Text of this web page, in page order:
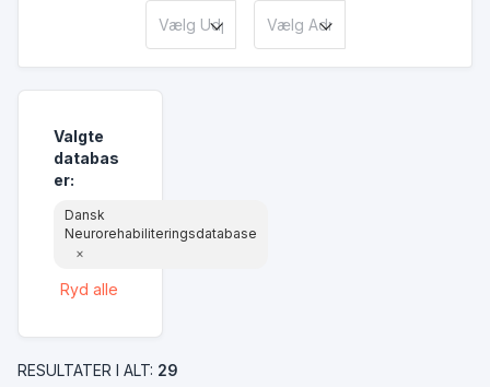
Valgte
databas
er:
Dansk
Neurorehabiliteringsdatabase
×
Ryd alle
RESULTATER I ALT: 29